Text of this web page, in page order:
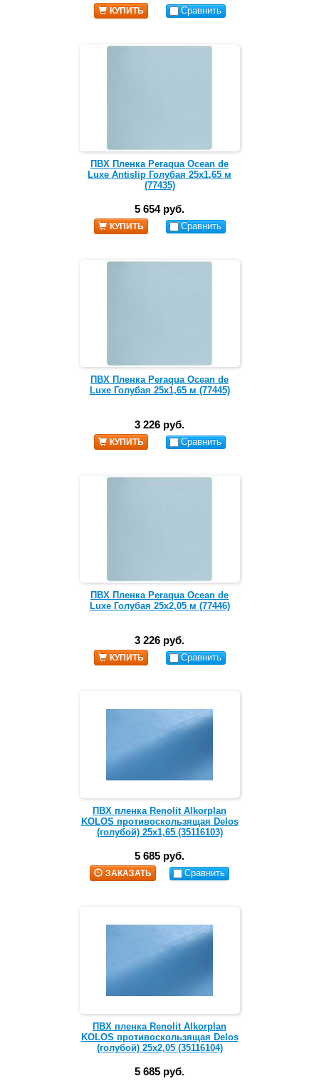
КУПИТЬ Сравнить
ПВХ Пленка Peraqua Ocean de
Luxe Antislip Голубая 25х1,65 м
(77435)
5 654 руб.
КУПИТЬ Сравнить
ПВХ Пленка Peraqua Ocean de
Luxe Голубая 25х1,65 м (77445)
3 226 руб.
КУПИТЬ Сравнить
ПВХ Пленка Peraqua Ocean de
Luxe Голубая 25х2,05 м (77446)
3 226 руб.
КУПИТЬ Сравнить
ПВХ пленка Renolit Alkorplan
KOLOS противоскользящая Delos
(голубой) 25х1,65 (35116103)
5 685 руб.
ЗАКАЗАТЬ Сравнить
ПВХ пленка Renolit Alkorplan
KOLOS противоскользящая Delos
(голубой) 25х2,05 (35116104)
5 685 руб.